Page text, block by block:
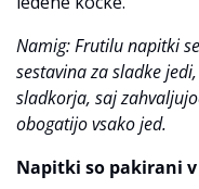
Namig: Frutilu napitki
sestavina za sladke
sladkorja, saj
obogatijo vsako jed.
Napitki so pakirani